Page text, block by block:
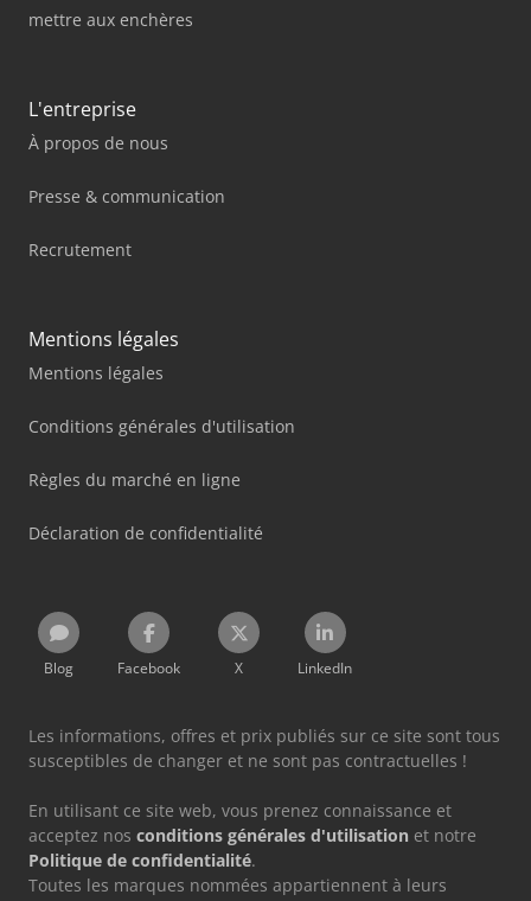
mettre aux enchères
L'entreprise
À propos de nous
Presse & communication
Recrutement
Mentions légales
Mentions légales
Conditions générales d'utilisation
Règles du marché en ligne
Déclaration de confidentialité
Blog Facebook X LinkedIn
Les informations, offres et prix publiés sur ce site sont tous
susceptibles de changer et ne sont pas contractuelles !
En utilisant ce site web, vous prenez connaissance et
acceptez nos conditions générales d'utilisation et notre
Politique de confidentialité.
Toutes les marques nommées appartiennent à leurs